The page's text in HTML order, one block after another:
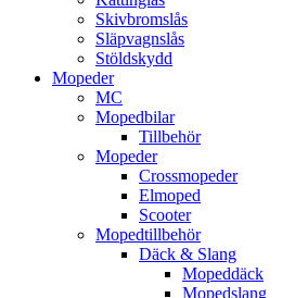
Skivbromslås
Släpvagnslås
Stöldskydd
Mopeder
MC
Mopedbilar
Tillbehör
Mopeder
Crossmopeder
Elmoped
Scooter
Mopedtillbehör
Däck & Slang
Mopeddäck
Mopedslang